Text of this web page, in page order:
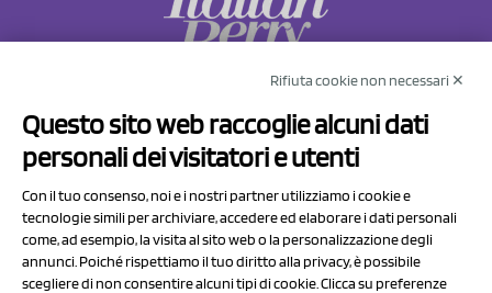
Via Prov.le Sassuolo Vignola 315/1
41057 Spilamberto (MO)
P.I/C.F. 01041460369
REA: MO 208553
Rifiuta cookie non necessari ✕
Questo sito web raccoglie alcuni dati
personali dei visitatori e utenti
Con il tuo consenso, noi e i nostri partner utilizziamo i cookie e
tecnologie simili per archiviare, accedere ed elaborare i dati personali
come, ad esempio, la visita al sito web o la personalizzazione degli
annunci. Poiché rispettiamo il tuo diritto alla privacy, è possibile
scegliere di non consentire alcuni tipi di cookie. Clicca su preferenze